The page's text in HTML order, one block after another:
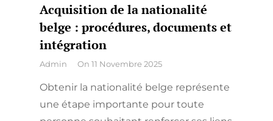
Acquisition de la nationalité
belge : procédures, documents et
intégration
By
Admin On 11 Novembre 2025
Obtenir la nationalité belge représente
une étape importante pour toute